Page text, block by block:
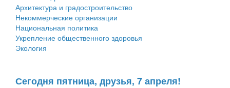
Архитектура и градостроительство
Некоммерческие организации
Национальная политика
Укрепление общественного здоровья
Экология
Сегодня пятница, друзья, 7 апреля!